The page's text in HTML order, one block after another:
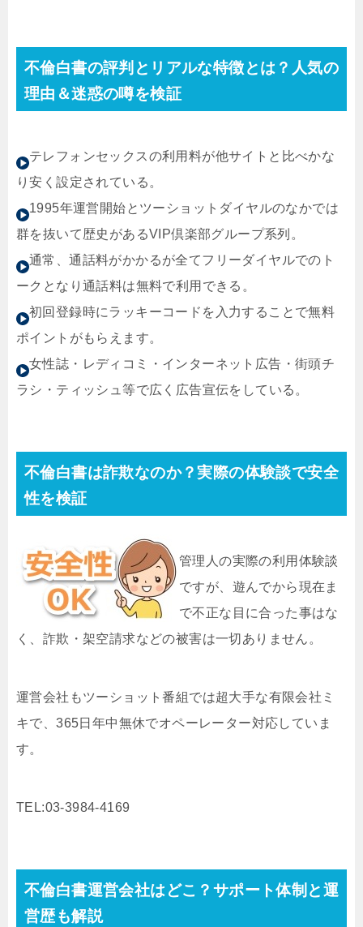
不倫白書の評判とリアルな特徴とは？人気の
理由＆迷惑の噂を検証
テレフォンセックスの利用料が他サイトと比べかな
り安く設定されている。
1995年運営開始とツーショットダイヤルのなかでは
群を抜いて歴史があるVIP倶楽部グループ系列。
通常、通話料がかかるが全てフリーダイヤルでのト
ークとなり通話料は無料で利用できる。
初回登録時にラッキーコードを入力することで無料
ポイントがもらえます。
女性誌・レディコミ・インターネット広告・街頭チ
ラシ・ティッシュ等で広く広告宣伝をしている。
不倫白書は詐欺なのか？実際の体験談で安全
性を検証
管理人の実際の利用体験談
ですが、遊んでから現在ま
で不正な目に合った事はな
く、詐欺・架空請求などの被害は一切ありません。
運営会社もツーショット番組では超大手な有限会社ミ
キで、365日年中無休でオペーレーター対応していま
す。
TEL:03-3984-4169
不倫白書運営会社はどこ？サポート体制と運
営歴も解説